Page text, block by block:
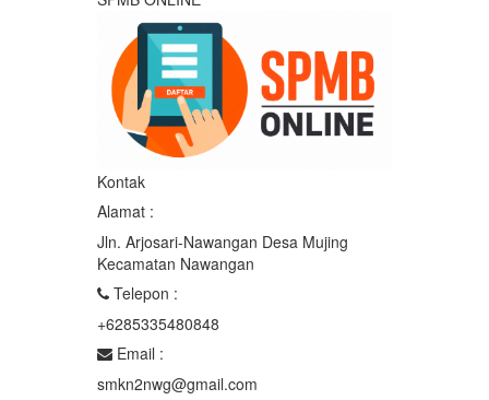
Kontak
Alamat :
Jln. Arjosari-Nawangan Desa Mujing
Kecamatan Nawangan
Telepon :
+6285335480848
Email :
smkn2nwg@gmail.com